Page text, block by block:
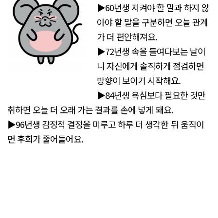
▶60년생 지켜야 할 말과 하지 않
아야 할 말을 구분하면 오늘 관계
가 더 편안해져요.
▶72년생 속을 들여다보는 날이
니 자신에게 솔직하게 점검하면
방향이 보이기 시작해요.
▶84년생 욕심보다 필요한 것만
취하면 오늘 더 오래 가는 결과를 손에 넣게 돼요.
▶96년생 감정적 결정을 미루고 하루 더 생각한 뒤 움직이
면 후회가 줄어들어요.